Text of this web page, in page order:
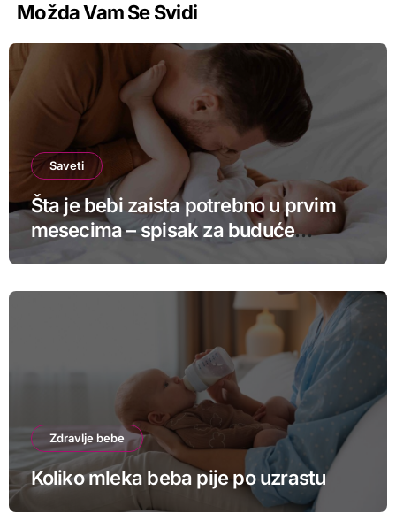
Možda Vam Se Svidi
Saveti
Šta je bebi zaista potrebno u prvim
mesecima – spisak za buduće
Zdravlje bebe
Koliko mleka beba pije po uzrastu